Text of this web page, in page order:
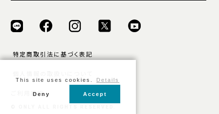
特定商取引法に基づく表記
ご利用規約
This site uses cookies. Details
Deny Accept